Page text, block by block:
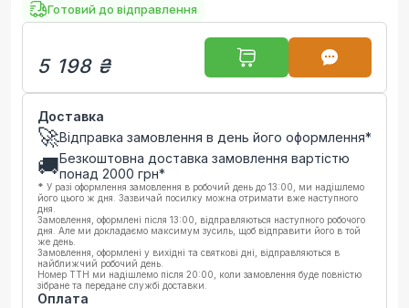
Готовий до відправлення
5 198 ₴
Доставка
🚀Відправка замовлення в день його оформлення*
🚚Безкоштовна доставка замовлення вартістю
понад 2000 грн*
* У разі оформлення замовлення в робочий день до 13:00, ми надішлемо
його цього ж дня. Зазвичай посилку можна отримати вже наступного
дня.
Замовлення, оформлені після 13:00, відправляються наступного робочого
дня. Але ми докладаємо максимум зусиль, щоб відправити його в той
же день.
Замовлення, оформлені у вихідні та святкові дні, відправляються в
найближчий робочий день.
Номер ТТН ми надішлемо після 20:00, коли замовлення буде повністю
зібране та передане службі доставки.
Оплата